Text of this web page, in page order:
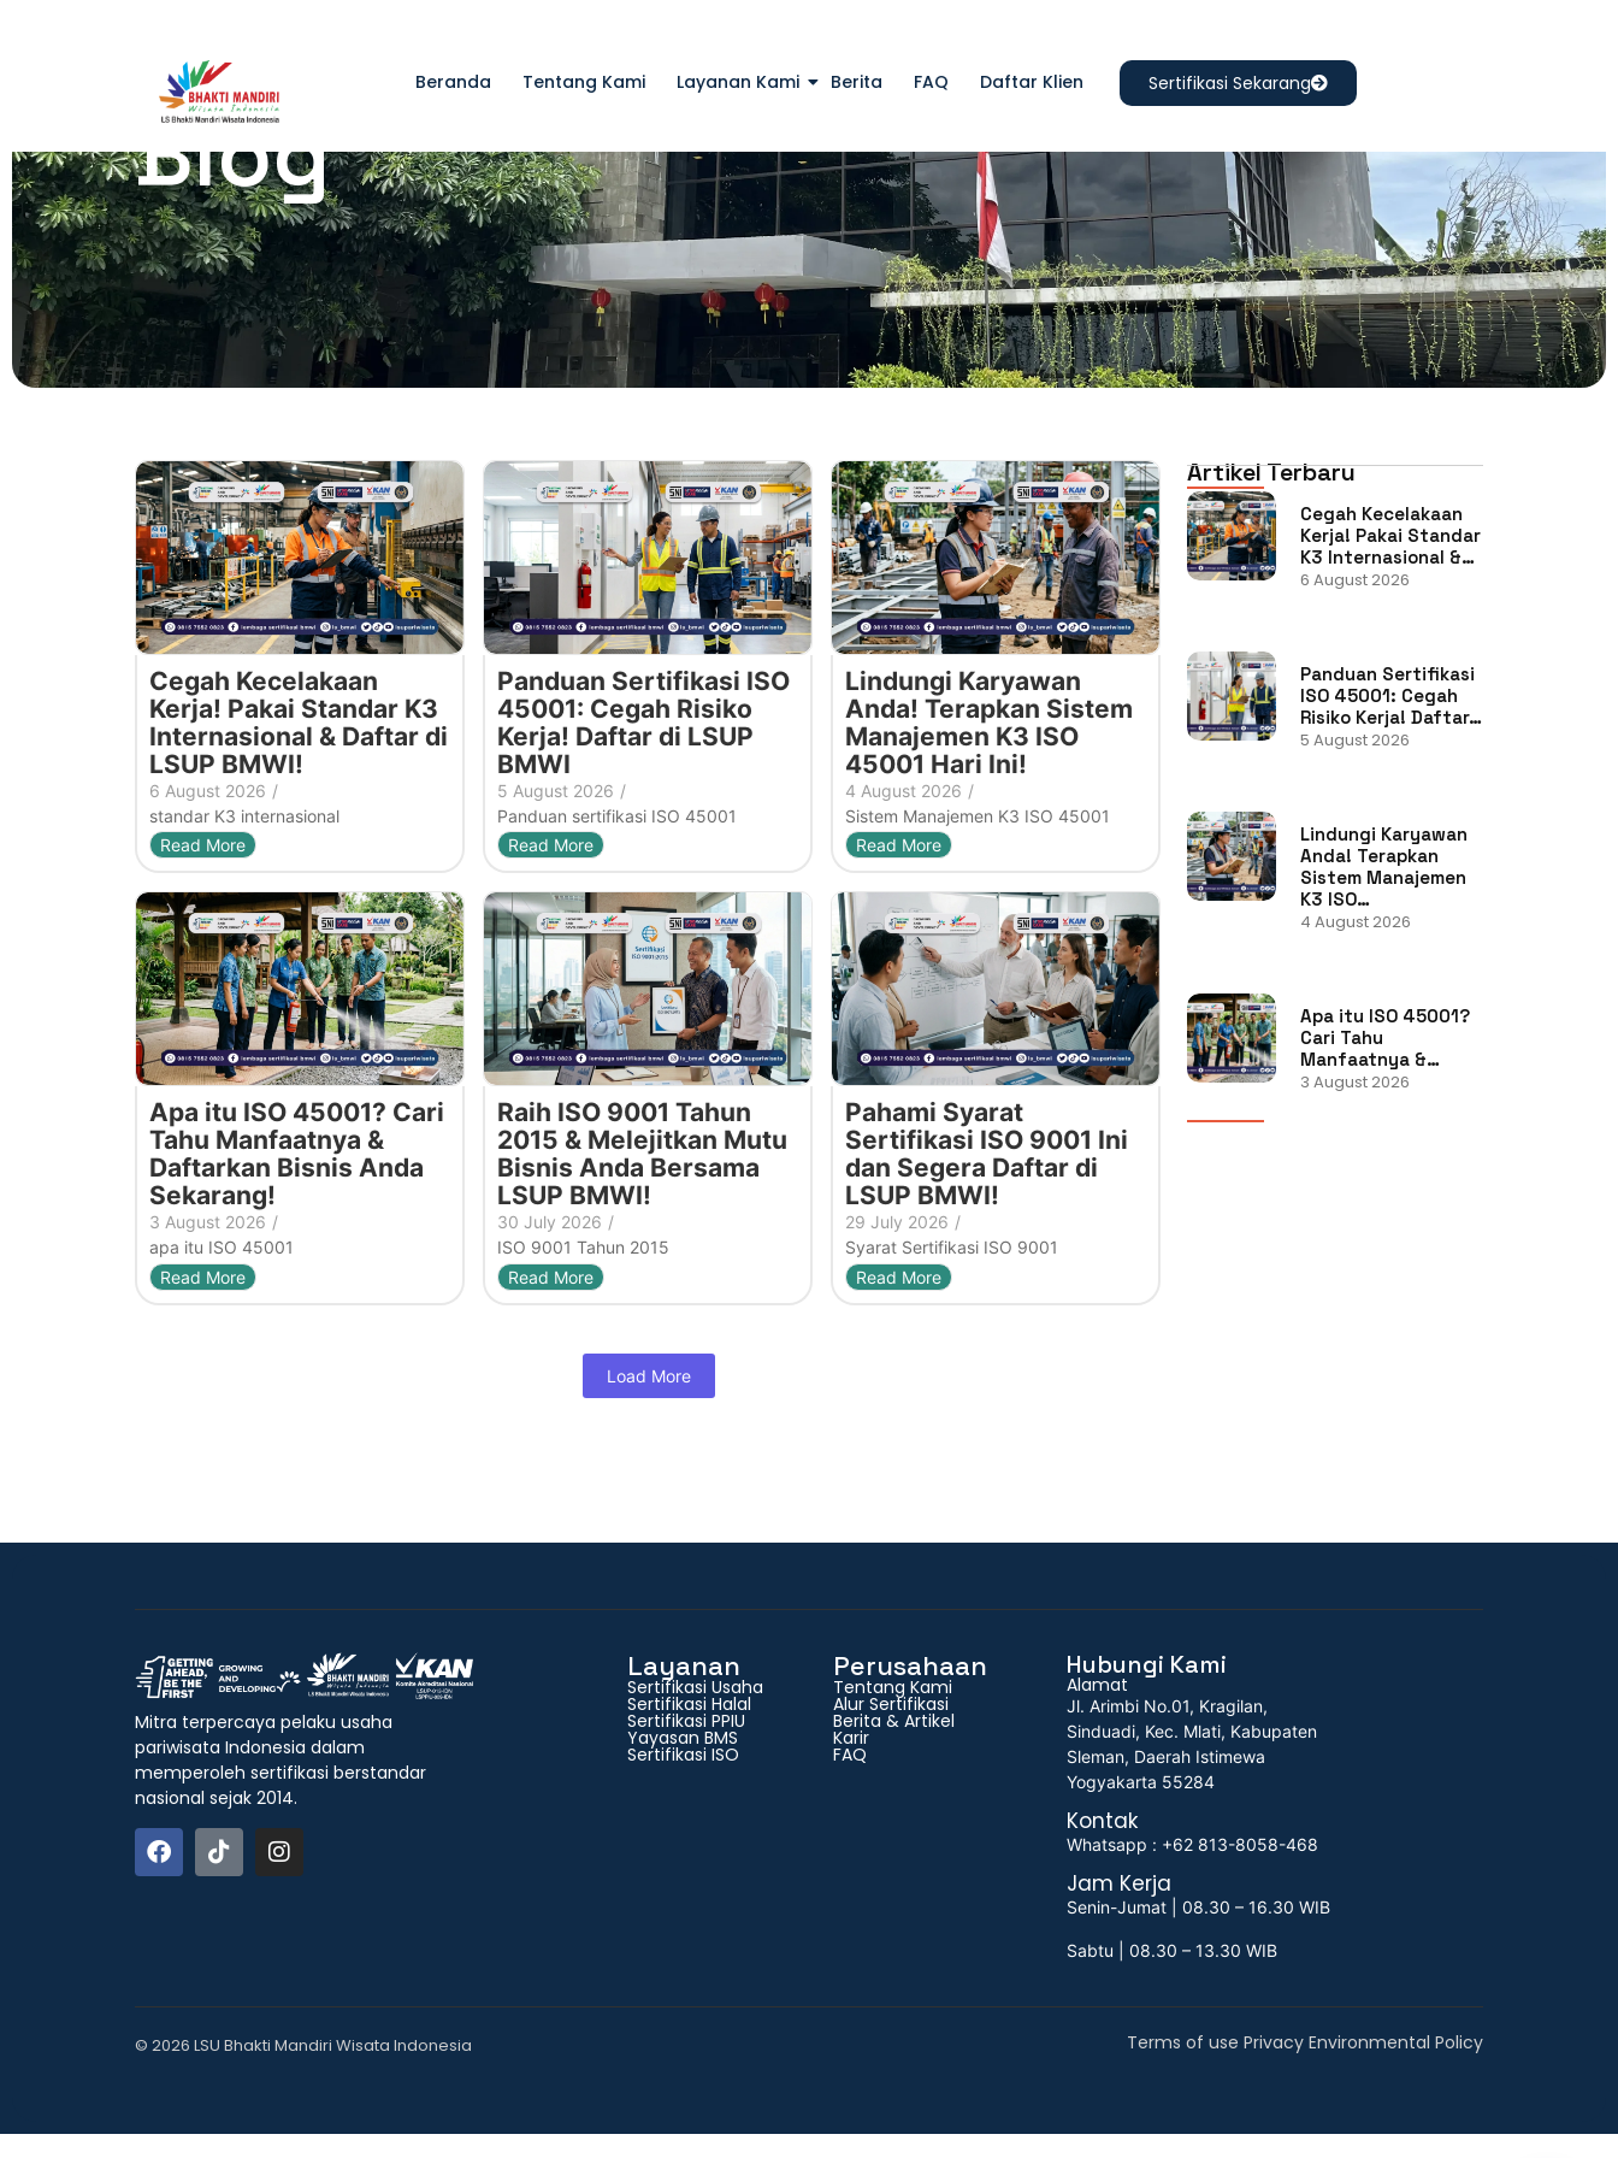
Beranda Tentang Kami Layanan Kami Berita FAQ Daftar Klien Sertifikasi Sekarang
Blog
Cegah Kecelakaan
Kerja! Pakai Standar K3
Internasional & Daftar di
LSUP BMWI!
6 August 2026 /
standar K3 internasional
Read More
Panduan Sertifikasi ISO
45001: Cegah Risiko
Kerja! Daftar di LSUP
BMWI
5 August 2026 /
Panduan sertifikasi ISO 45001
Read More
Lindungi Karyawan
Anda! Terapkan Sistem
Manajemen K3 ISO
45001 Hari Ini!
4 August 2026 /
Sistem Manajemen K3 ISO 45001
Read More
Apa itu ISO 45001? Cari
Tahu Manfaatnya &
Daftarkan Bisnis Anda
Sekarang!
3 August 2026 /
apa itu ISO 45001
Read More
Raih ISO 9001 Tahun
2015 & Melejitkan Mutu
Bisnis Anda Bersama
LSUP BMWI!
30 July 2026 /
ISO 9001 Tahun 2015
Read More
Pahami Syarat
Sertifikasi ISO 9001 Ini
dan Segera Daftar di
LSUP BMWI!
29 July 2026 /
Syarat Sertifikasi ISO 9001
Read More
Load More
Artikel Terbaru
Cegah Kecelakaan
Kerja! Pakai Standar
K3 Internasional &…
6 August 2026
Panduan Sertifikasi
ISO 45001: Cegah
Risiko Kerja! Daftar…
5 August 2026
Lindungi Karyawan
Anda! Terapkan
Sistem Manajemen
K3 ISO…
4 August 2026
Apa itu ISO 45001?
Cari Tahu
Manfaatnya &…
3 August 2026
Mitra terpercaya pelaku usaha
pariwisata Indonesia dalam
memperoleh sertifikasi berstandar
nasional sejak 2014.
Layanan
Sertifikasi Usaha
Sertifikasi Halal
Sertifikasi PPIU
Yayasan BMS
Sertifikasi ISO
Perusahaan
Tentang Kami
Alur Sertifikasi
Berita & Artikel
Karir
FAQ
Hubungi Kami
Alamat
Jl. Arimbi No.01, Kragilan,
Sinduadi, Kec. Mlati, Kabupaten
Sleman, Daerah Istimewa
Yogyakarta 55284
Kontak
Whatsapp : +62 813-8058-468
Jam Kerja
Senin-Jumat | 08.30 – 16.30 WIB
Sabtu | 08.30 – 13.30 WIB
© 2026 LSU Bhakti Mandiri Wisata Indonesia Terms of use Privacy Environmental Policy